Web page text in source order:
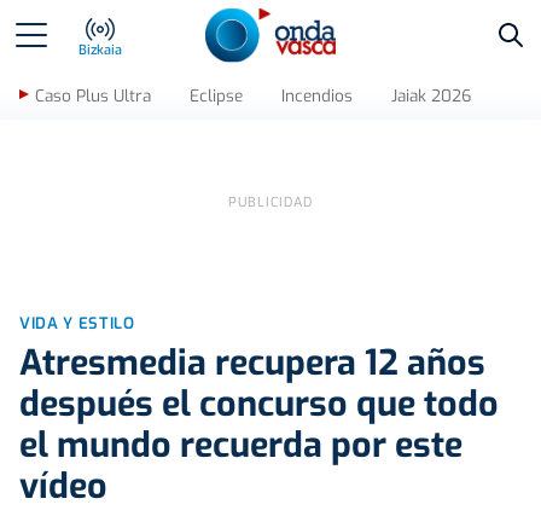
Bizkaia
Caso Plus Ultra Eclipse Incendios Jaiak 2026
VIDA Y ESTILO
Atresmedia recupera 12 años
después el concurso que todo
el mundo recuerda por este
vídeo